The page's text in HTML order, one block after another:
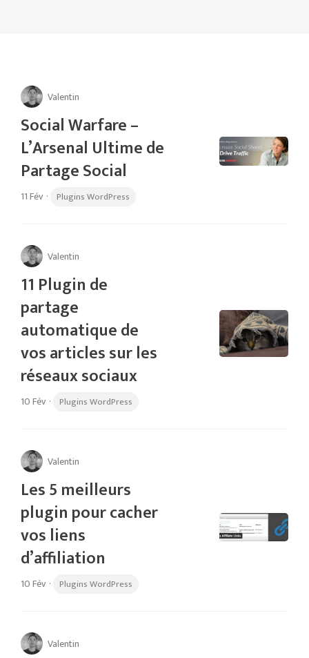
Valentin
Social Warfare –
L’Arsenal Ultime de
Partage Social
11 Fév · Plugins WordPress
Valentin
11 Plugin de
partage
automatique de
vos articles sur les
réseaux sociaux
10 Fév · Plugins WordPress
Valentin
Les 5 meilleurs
plugin pour cacher
vos liens
d’affiliation
10 Fév · Plugins WordPress
Valentin